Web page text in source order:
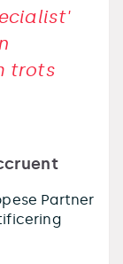
trots
Partner